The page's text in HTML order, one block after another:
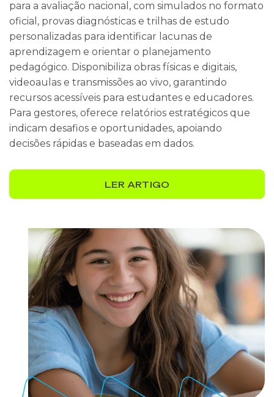
para a avaliação nacional, com simulados no formato
oficial, provas diagnósticas e trilhas de estudo
personalizadas para identificar lacunas de
aprendizagem e orientar o planejamento
pedagógico. Disponibiliza obras físicas e digitais,
videoaulas e transmissões ao vivo, garantindo
recursos acessíveis para estudantes e educadores.
Para gestores, oferece relatórios estratégicos que
indicam desafios e oportunidades, apoiando
decisões rápidas e baseadas em dados.
LER ARTIGO